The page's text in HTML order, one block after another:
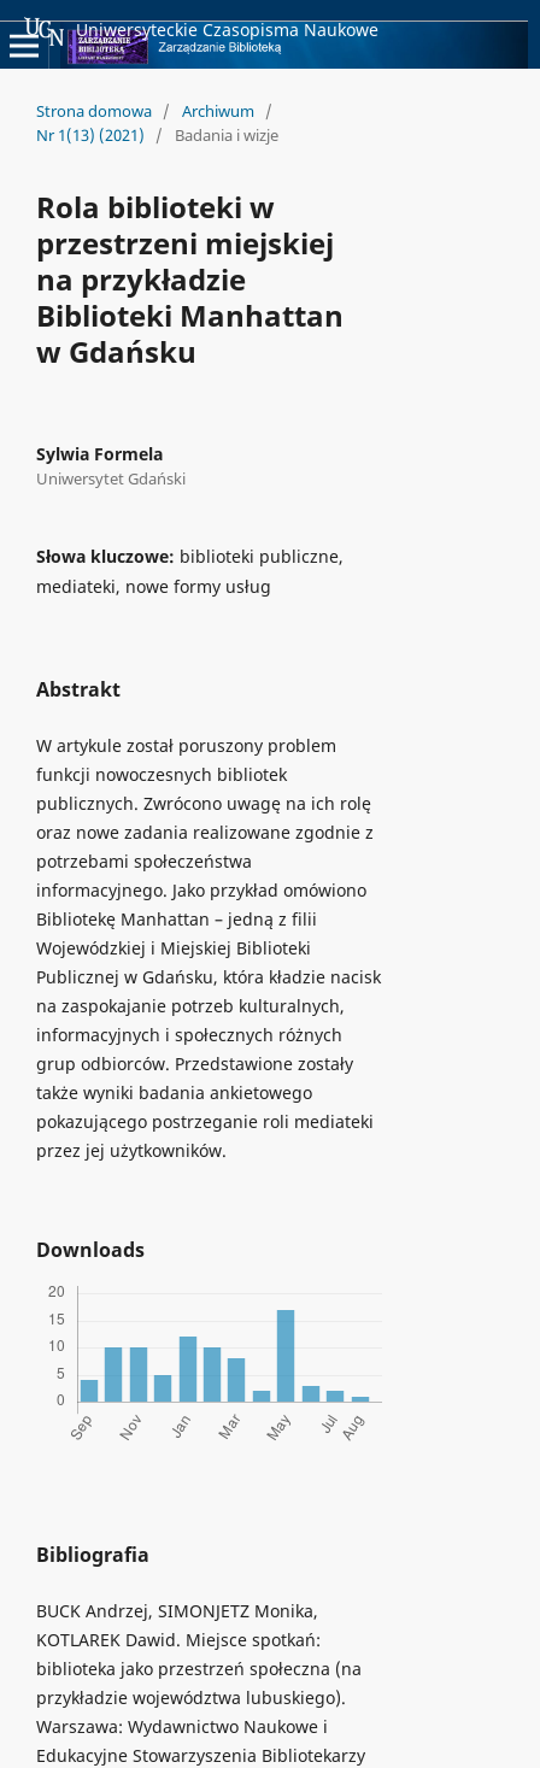
Uniwersyteckie Czasopisma Naukowe
Strona domowa / Archiwum /
Nr 1(13) (2021)
/ Badania i wizje
Rola biblioteki w
przestrzeni miejskiej
na przykładzie
Biblioteki Manhattan
w Gdańsku
Sylwia Formela
Uniwersytet Gdański
Słowa kluczowe: biblioteki publiczne,
mediateki, nowe formy usług
Abstrakt
W artykule został poruszony problem
funkcji nowoczesnych bibliotek
publicznych. Zwrócono uwagę na ich rolę
oraz nowe zadania realizowane zgodnie z
potrzebami społeczeństwa
informacyjnego. Jako przykład omówiono
Bibliotekę Manhattan – jedną z filii
Wojewódzkiej i Miejskiej Biblioteki
Publicznej w Gdańsku, która kładzie nacisk
na zaspokajanie potrzeb kulturalnych,
informacyjnych i społecznych różnych
grup odbiorców. Przedstawione zostały
także wyniki badania ankietowego
pokazującego postrzeganie roli mediateki
przez jej użytkowników.
Downloads
Bibliografia
BUCK Andrzej, SIMONJETZ Monika,
KOTLAREK Dawid. Miejsce spotkań:
biblioteka jako przestrzeń społeczna (na
przykładzie województwa lubuskiego).
Warszawa: Wydawnictwo Naukowe i
Edukacyjne Stowarzyszenia Bibliotekarzy